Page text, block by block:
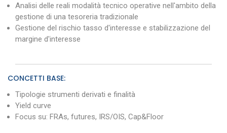
Analisi delle reali modalità tecnico operative nell'ambito della
gestione di una tesoreria tradizionale
Gestione del rischio tasso d'interesse e stabilizzazione del
margine d'interesse
CONCETTI BASE:
Tipologie strumenti derivati e finalità
Yield curve
Focus su: FRAs, futures, IRS/OIS, Cap&Floor